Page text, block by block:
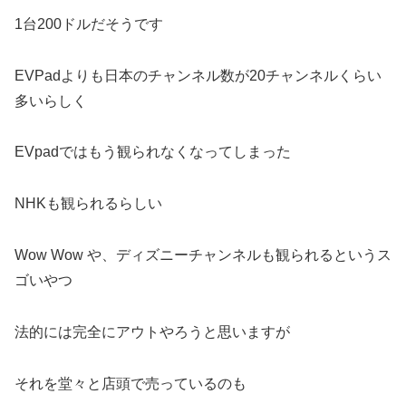
1台200ドルだそうです
EVPadよりも日本のチャンネル数が20チャンネルくらい
多いらしく
EVpadではもう観られなくなってしまった
NHKも観られるらしい
Wow Wow や、ディズニーチャンネルも観られるというス
ゴいやつ
法的には完全にアウトやろうと思いますが
それを堂々と店頭で売っているのも